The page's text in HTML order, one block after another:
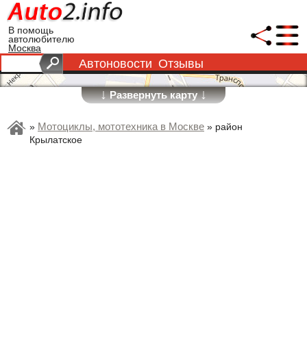
В помощь
автолюбителю
Москва
Автоновости Отзывы
↓Развернуть карту↓
» Мотоциклы, мототехника в Москве » район
Крылатское